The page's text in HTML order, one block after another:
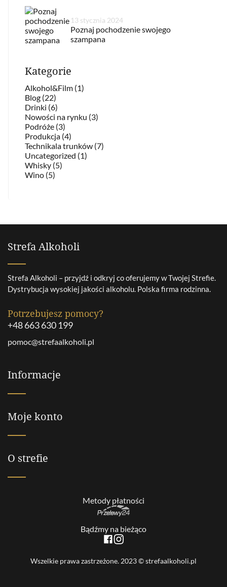
13 stycznia 2024
Poznaj pochodzenie swojego
szampana
Kategorie
Alkohol&Film (1)
Blog (22)
Drinki (6)
Nowości na rynku (3)
Podróże (3)
Produkcja (4)
Technikala trunków (7)
Uncategorized (1)
Whisky (5)
Wino (5)
Strefa Alkoholi
Strefa Alkoholi – przyjdź i odkryj co oferujemy w Twojej Strefie.
Dystrybucja wysokiej jakości alkoholu. Polska firma rodzinna.
Potrzebujesz pomocy?
+48 663 630 199
pomoc@strefaalkoholi.pl
Informacje
Moje konto
O strefie
Metody płatności
Bądźmy na bieżąco
Wszelkie prawa zastrzeżone. 2023 © strefaalkoholi.pl